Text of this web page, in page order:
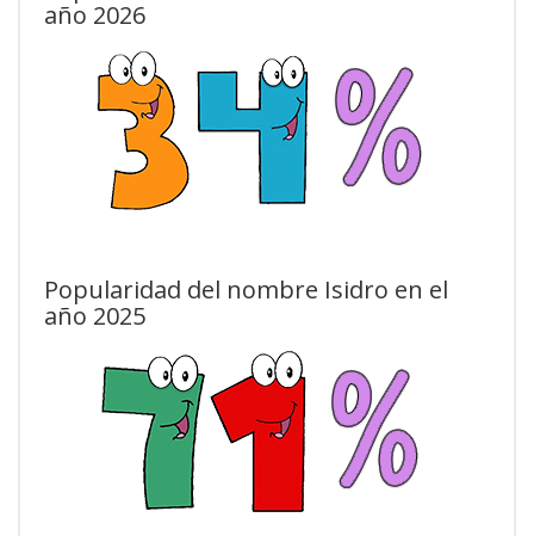
año 2026
Popularidad del nombre Isidro en el
año 2025